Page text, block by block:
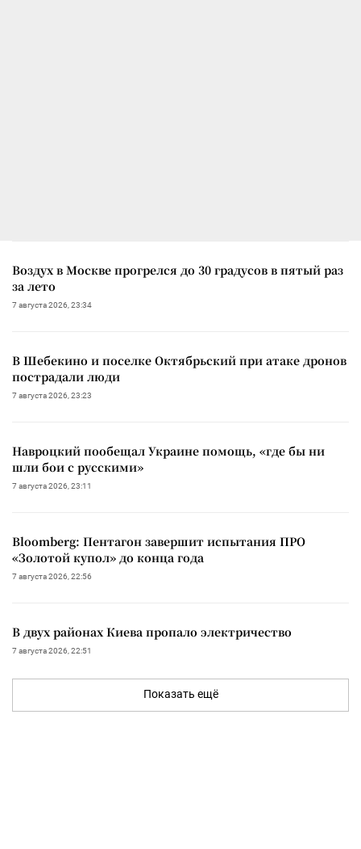
Воздух в Москве прогрелся до 30 градусов в пятый раз
за лето
7 августа 2026, 23:34
В Шебекино и поселке Октябрьский при атаке дронов
пострадали люди
7 августа 2026, 23:23
Навроцкий пообещал Украине помощь, «где бы ни
шли бои с русскими»
7 августа 2026, 23:11
Bloomberg: Пентагон завершит испытания ПРО
«Золотой купол» до конца года
7 августа 2026, 22:56
В двух районах Киева пропало электричество
7 августа 2026, 22:51
Показать ещё